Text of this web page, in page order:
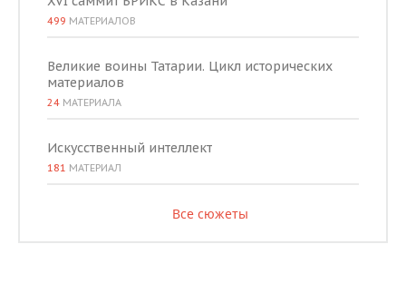
499 МАТЕРИАЛОВ
Великие воины Татарии. Цикл исторических
материалов
24 МАТЕРИАЛА
Искусственный интеллект
181 МАТЕРИАЛ
Все сюжеты